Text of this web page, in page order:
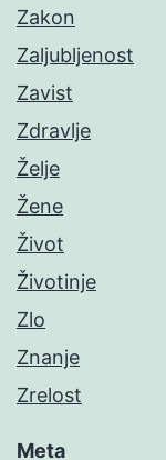
Zakon
Zaljubljenost
Zavist
Zdravlje
Želje
Žene
Život
Životinje
Zlo
Znanje
Zrelost
Meta